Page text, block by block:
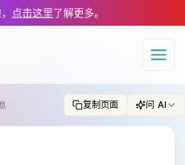
available at https://
点击这里了解更多。
导航
复制页面 问 AI